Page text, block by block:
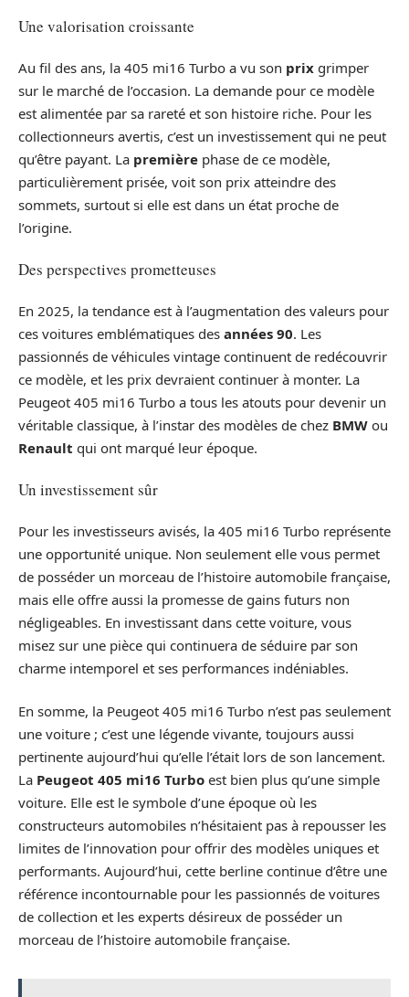
Une valorisation croissante
Au fil des ans, la 405 mi16 Turbo a vu son prix grimper
sur le marché de l’occasion. La demande pour ce modèle
est alimentée par sa rareté et son histoire riche. Pour les
collectionneurs avertis, c’est un investissement qui ne peut
qu’être payant. La première phase de ce modèle,
particulièrement prisée, voit son prix atteindre des
sommets, surtout si elle est dans un état proche de
l’origine.
Des perspectives prometteuses
En 2025, la tendance est à l’augmentation des valeurs pour
ces voitures emblématiques des années 90. Les
passionnés de véhicules vintage continuent de redécouvrir
ce modèle, et les prix devraient continuer à monter. La
Peugeot 405 mi16 Turbo a tous les atouts pour devenir un
véritable classique, à l’instar des modèles de chez BMW ou
Renault qui ont marqué leur époque.
Un investissement sûr
Pour les investisseurs avisés, la 405 mi16 Turbo représente
une opportunité unique. Non seulement elle vous permet
de posséder un morceau de l’histoire automobile française,
mais elle offre aussi la promesse de gains futurs non
négligeables. En investissant dans cette voiture, vous
misez sur une pièce qui continuera de séduire par son
charme intemporel et ses performances indéniables.
En somme, la Peugeot 405 mi16 Turbo n’est pas seulement
une voiture ; c’est une légende vivante, toujours aussi
pertinente aujourd’hui qu’elle l’était lors de son lancement.
La Peugeot 405 mi16 Turbo est bien plus qu’une simple
voiture. Elle est le symbole d’une époque où les
constructeurs automobiles n’hésitaient pas à repousser les
limites de l’innovation pour offrir des modèles uniques et
performants. Aujourd’hui, cette berline continue d’être une
référence incontournable pour les passionnés de voitures
de collection et les experts désireux de posséder un
morceau de l’histoire automobile française.